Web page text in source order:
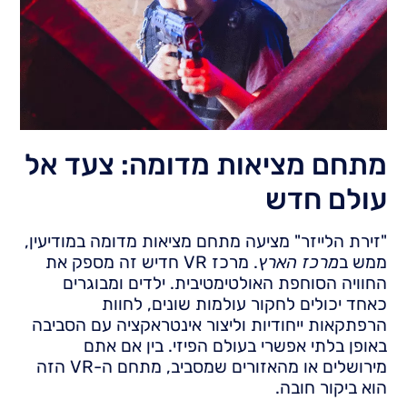
מתחם מציאות מדומה: צעד אל
עולם חדש
"זירת הלייזר" מציעה מתחם מציאות מדומה במודיעין,
ממש במרכז הארץ
. מרכז VR חדיש זה מספק את
החוויה הסוחפת האולטימטיבית. ילדים ומבוגרים
כאחד יכולים לחקור עולמות שונים, לחוות
הרפתקאות ייחודיות וליצור אינטראקציה עם הסביבה
באופן בלתי אפשרי בעולם הפיזי. בין אם אתם
מירושלים או מהאזורים שמסביב, מתחם ה-VR הזה
הוא ביקור חובה.